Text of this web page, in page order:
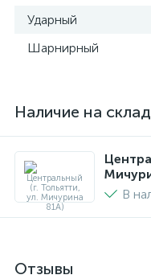
Ударный
Шарнирный
Наличие на
В
Отзывы